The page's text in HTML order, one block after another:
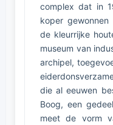
complex dat in
koper
de kleurrijke
museum van
archipel,
die al eeuwen
Boog, een
meet de vorm